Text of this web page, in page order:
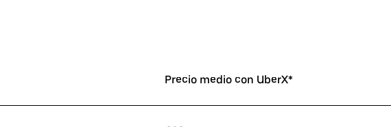
Precio medio con UberX*